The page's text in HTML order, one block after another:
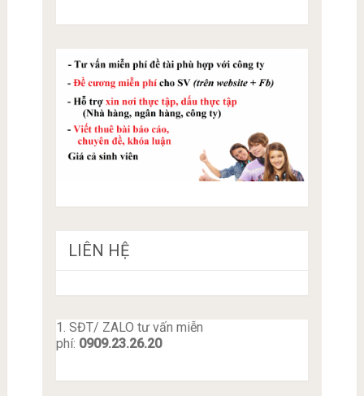
LIÊN HỆ
1. SĐT/ ZALO tư vấn miễn
phí: 0909.23.26.20